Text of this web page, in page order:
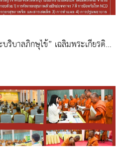
ริบาลภิกษุไข้” เฉลิมพระเกียรติ
เด็จพระสังฆราช สกลมหาสังฆ
รรษา